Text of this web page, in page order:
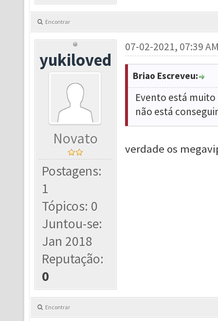
Encontrar
yukiloved
Novato
Postagens:
1
Tópicos: 0
Juntou-se:
Jan 2018
Reputação:
0
07-02-2021, 07:39
Briao Escreveu:
Evento está
não está
verdade os
Encontrar